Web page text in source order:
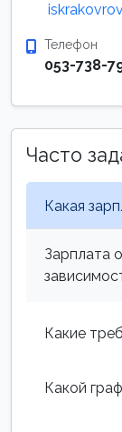
Телефон
053-738-
Часто
Какая
Зарплата
Какие
Какой